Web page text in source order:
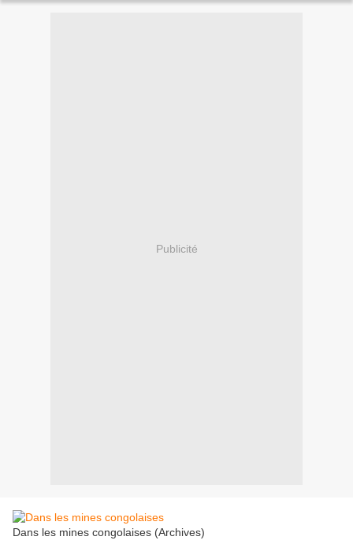
Publicité
Dans les mines congolaises (Archives)